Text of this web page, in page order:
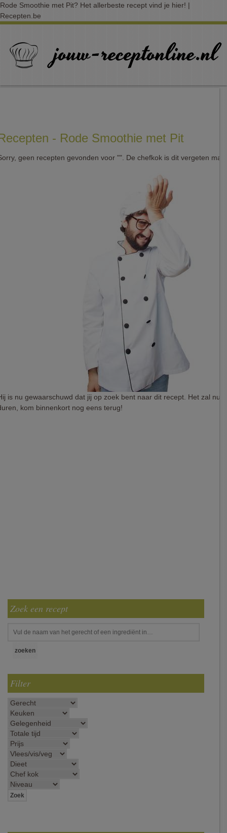
Rode Smoothie met Pit? Het allerbeste recept vind je hier! |
Recepten.be
- Rode Smoothie met Pit
geen recepten gevonden voor "". De chefkok is dit vergeten
is nu gewaarschuwd dat jij op zoek bent naar dit recept. Het zal nu
kom binnenkort nog eens terug!
Zoek een recept
Filter